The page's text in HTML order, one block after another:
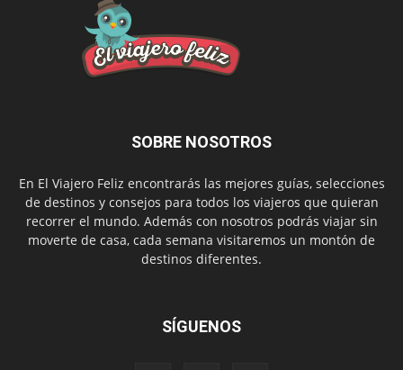
SOBRE NOSOTROS
En El Viajero Feliz encontrarás las mejores guías, selecciones
de destinos y consejos para todos los viajeros que quieran
recorrer el mundo. Además con nosotros podrás viajar sin
moverte de casa, cada semana visitaremos un montón de
destinos diferentes.
SÍGUENOS